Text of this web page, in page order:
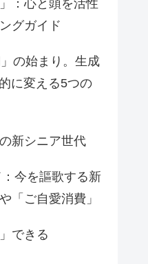
：心と頭を活性
グガイド
の始まり。生成
に変える5つの
新シニア世代
今を謳歌する新
「ご自愛消費」
できる